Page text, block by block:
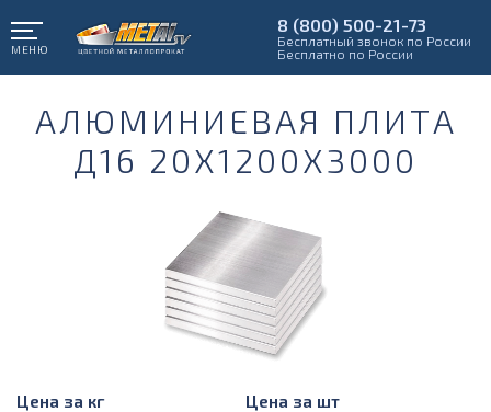
МЕНЮ
8 (800) 500-21-73
Бесплатный звонок по России
Бесплатно по России
АЛЮМИНИЕВАЯ ПЛИТА
Д16 20Х1200Х3000
Цена за кг Цена за шт